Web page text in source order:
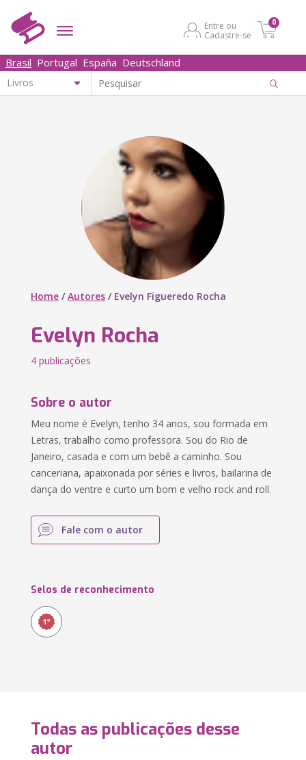
Entre ou
Cadastre-se
0
Brasil Portugal España Deutschland
Home /Autores / Evelyn Figueredo Rocha
Evelyn Rocha
4 publicações
Sobre o autor
Meu nome é Evelyn, tenho 34 anos, sou formada em
Letras, trabalho como professora. Sou do Rio de
Janeiro, casada e com um bebê a caminho. Sou
canceriana, apaixonada por séries e livros, bailarina de
dança do ventre e curto um bom e velho rock and roll.
Fale com o autor
Selos de reconhecimento
Todas as publicações desse
autor